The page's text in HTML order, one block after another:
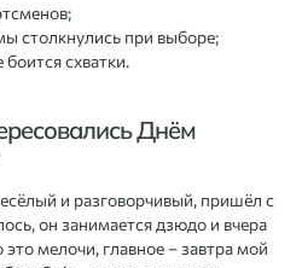
столкнулись при выборе;
схватки.
Днём
и разговорчивый, пришёл с
он занимается дзюдо и вчера
мелочи, главное – завтра мой